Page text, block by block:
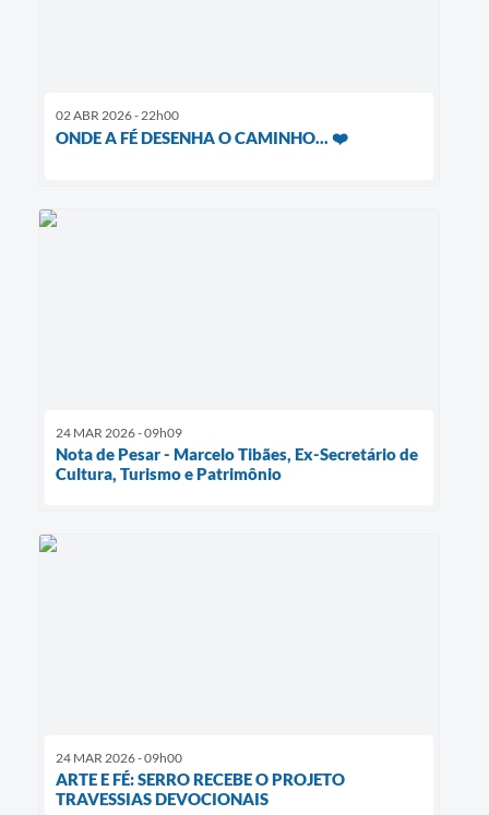
02 ABR 2026 - 22h00
ONDE A FÉ DESENHA O CAMINHO... ❤️
24 MAR 2026 - 09h09
Nota de Pesar - Marcelo Tibães, Ex-Secretário de
Cultura, Turismo e Patrimônio
24 MAR 2026 - 09h00
​ARTE E FÉ: SERRO RECEBE O PROJETO
TRAVESSIAS DEVOCIONAIS